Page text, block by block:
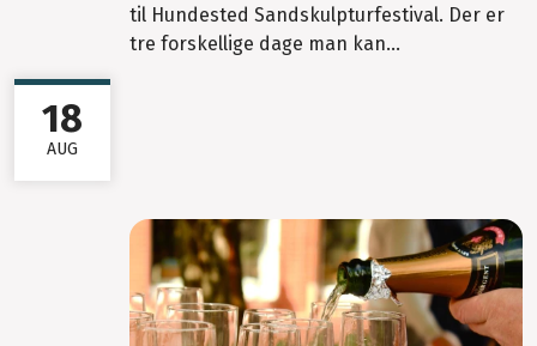
til Hundested Sandskulpturfestival. Der er
tre forskellige dage man kan...
18
AUG